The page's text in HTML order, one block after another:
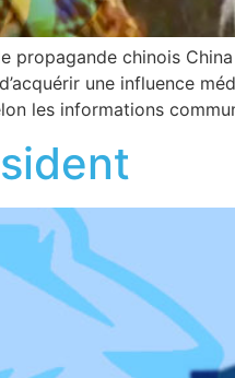
chinois
une influence
les informations